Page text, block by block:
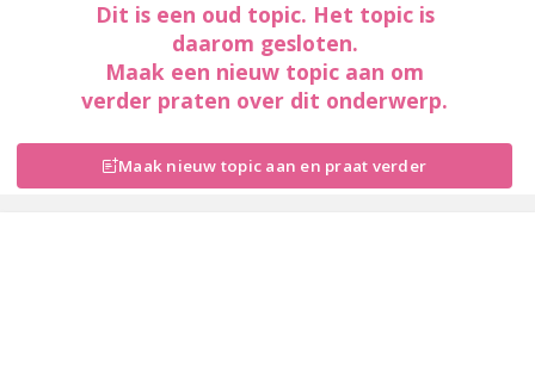
Dit is een oud topic. Het topic is
daarom gesloten.
Maak een nieuw topic aan om
verder praten over dit onderwerp.
Maak nieuw topic aan en praat verder